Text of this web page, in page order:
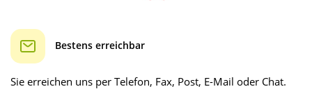
Bestens erreichbar
Sie erreichen uns per Telefon, Fax, Post, E-Mail oder Chat.